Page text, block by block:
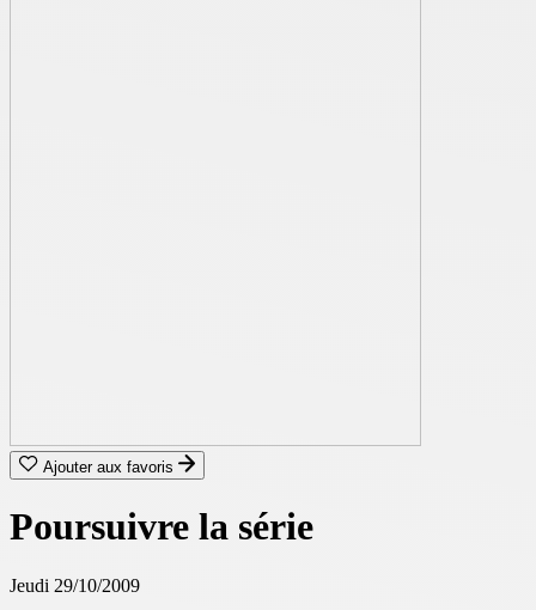
Ajouter aux favoris
Poursuivre la série
Jeudi 29/10/2009